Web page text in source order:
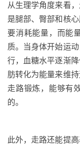
从生理学角度来看
是腿部、臀部和核
要消耗能量，而能
质。当身体开始运
行，血糖水平逐渐
肪转化为能量来维
走路锻炼，能够有
的。
此外，走路还能提